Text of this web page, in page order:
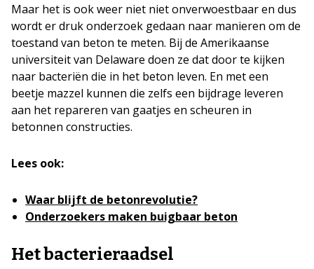
Maar het is ook weer niet niet onverwoestbaar en dus
wordt er druk onderzoek gedaan naar manieren om de
toestand van beton te meten. Bij de Amerikaanse
universiteit van Delaware doen ze dat door te kijken
naar bacteriën die in het beton leven. En met een
beetje mazzel kunnen die zelfs een bijdrage leveren
aan het repareren van gaatjes en scheuren in
betonnen constructies.
Lees ook:
Waar blijft de betonrevolutie?
Onderzoekers maken buigbaar beton
Het bacterieraadsel